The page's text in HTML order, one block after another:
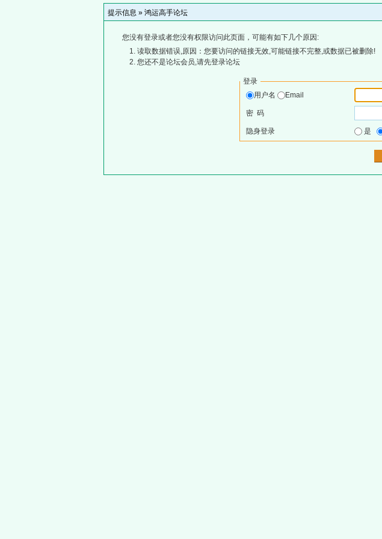
提示信息 » 鸿运高手论坛
您没有登录或者您没有权限访问此页面，可能有如下几个原因:
读取数据错误,原因：您要访问的链接无效,可能链接不完整,或数据已被删除!
您还不是论坛会员,请先登录论坛
登录
用户名
Email
密 码
隐身登录 是